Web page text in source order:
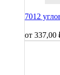
7012
от 337,00